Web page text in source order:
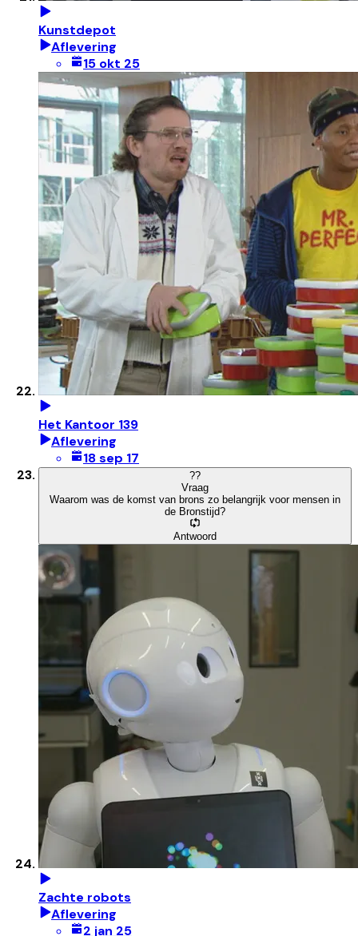
Kunstdepot
Aflevering
15 okt 25
Het Kantoor 139
Aflevering
18 sep 17
??
Vraag
Waarom was de komst van brons zo belangrijk voor mensen in
de Bronstijd?
Antwoord
Zachte robots
Aflevering
2 jan 25